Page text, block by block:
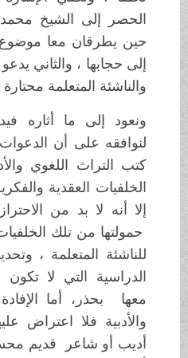
الحصر إلى الشيخ محمد
حين يطرقان معا موضوع
إلى حجابها ، والثاني يدعو
والناشئة المتعلمة محتارة
ونعود إلى ما أثاره
لنوافقه على أن الدعوات
كتب التراث اللغوي
الخلفيات العقدية
إلا أنه لا بد من
حمولتها من تلك
للناشئة المتعلمة ،
الدراسية التي لا تكون
معها بحذر، أما الإفادة
والأدبية فلا اعتراض
أديب أو شاعر قديم